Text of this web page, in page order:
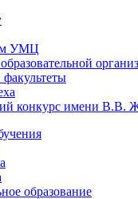
УМЦ
конкурс имени В.В.
образование